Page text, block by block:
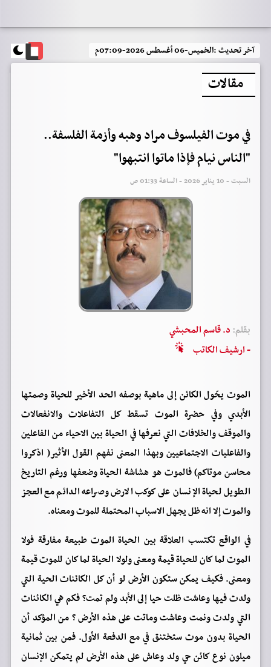
آخر تحديث :الخميس-06 أغسطس 2026-07:09م
مقالات
في موت الفيلسوف مراد وهبه وأزمة الفلسفة..
"الناس نيام فإذا ماتوا انتبهوا"
السبت - 10 يناير 2026 - الساعة 01:33 ص
بقلم:د. قاسم المحبشي
- ارشيف الكاتب
الموت يحّول الكائن إلى ماهية بوصفه الحد الأخير للحياة وصمتها
الأبدي وفي حضرة الموت تسقط كل التفاعلات والانفعالات
والموقف والخلافات التي نعرفها في الحياة بين الاحياء من الفاعلين
والفاعليات الاجتماعيين وبهذا المعنى نفهم القول الأثير( اذكروا
محاسن موتاكم) فالموت هو هشاشة الحياة وضعفها ورغم التاريخ
الطويل لحياة الإنسان على كوكب الارض وصراعه الدائم مع العجز
والموت إلا انه ظل يجهل الاسباب المحتملة للموت ومعناه.
في الواقع تكتسب العلاقة بين الحياة الموت طبيعة مفارقة فولا
الموت لما كان للحياة قيمة ومعنى ولولا الحياة لما كان للموت قيمة
ومعنى. فكيف يمكن ستكون الأرض لو أن كل الكائنات الحية التي
ولدت فيها وعاشت ظلت حيا إلى الأبد ولم تمت؟ فكم هي الكائنات
التي ولدت ونمت وعاشت وماتت على هذه الأرض ؟ من المؤكد أن
الحياة بدون موت ستختنق في مع الدفعة الأول. فمن بين ثمانية
ميلون نوع كائن حي ولد وعاش على هذه الأرض لم يتمكن الإنسان